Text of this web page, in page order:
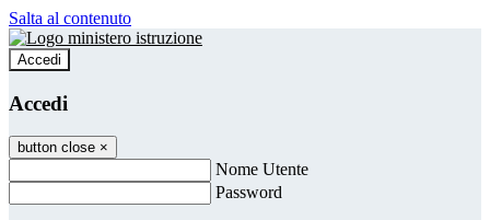
Salta al contenuto
Accedi
Accedi
button close ×
Nome Utente
Password